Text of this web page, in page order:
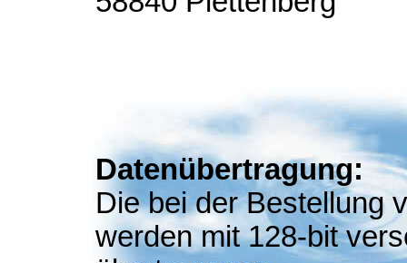
Datenübertragung:
Die bei der Bestellung
werden mit 128-bit